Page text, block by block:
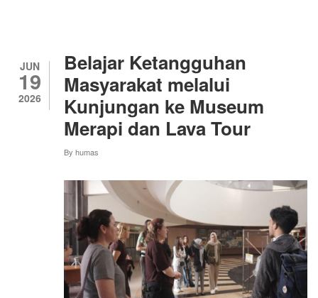
DUA
EV
CHARGING
STATION
JUN
19
2026
Belajar Ketangguhan
Masyarakat melalui
Kunjungan ke Museum
Merapi dan Lava Tour
By humas